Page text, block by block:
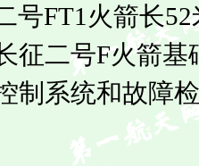
FT1火箭长52
征二号F火箭
制系统和故障